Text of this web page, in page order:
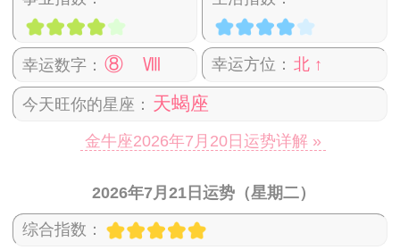
幸运数字： ⑧ Ⅷ 幸运方位： 北 ↑
今天旺你的星座： 天蝎座
金牛座2026年7月20日运势详解 »
2026年7月21日运势（星期二）
综合指数：